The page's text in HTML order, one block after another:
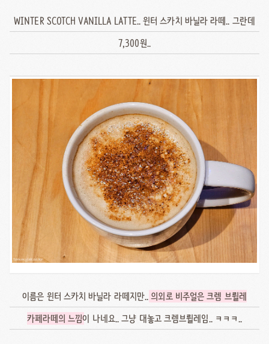
WINTER SCOTCH VANILLA LATTE.. 윈터 스카치 바닐라 라떼.. 그란데
7,300원..
이름은 윈터 스카치 바닐라 라떼지만..의외로 비주얼은 크렘 브륄레
카페라떼의 느낌이 나네요.. 그냥 대놓고 크렘브륄레임.. ㅋㅋㅋ..